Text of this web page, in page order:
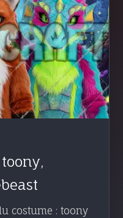
costume : toony